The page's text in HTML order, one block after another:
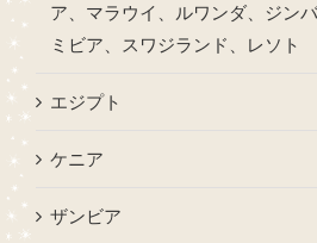
ア、マラウイ、ルワンダ、ジン
ミビア、スワジランド、レソト
エジプト
ケニア
ザンビア